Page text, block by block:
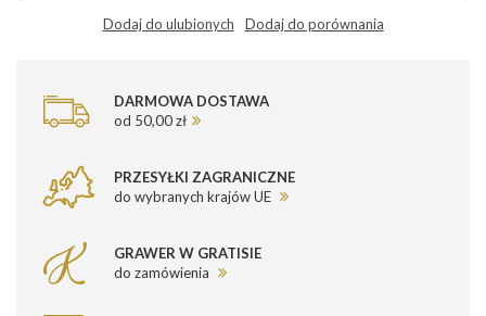
Dodaj do ulubionych Dodaj do porównania
DARMOWA DOSTAWA
od 50,00 zł
PRZESYŁKI ZAGRANICZNE
do wybranych krajów UE
GRAWER W GRATISIE
do zamówienia